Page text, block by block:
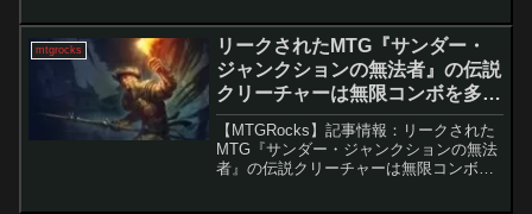
ボは少し異なります。このデッキは勝つ
ことよりも...
mtgrocks
リークされたMTG『サンダー・
ジャンクションの無法者』の伝説
クリーチャーは無限コンボを多数
生み出す！- マジック：ザ・ギャ
ザリング
【MTGRocks】記事情報：リークされた
MTG『サンダー・ジャンクションの無法
者』の伝説クリーチャーは無限コンボを